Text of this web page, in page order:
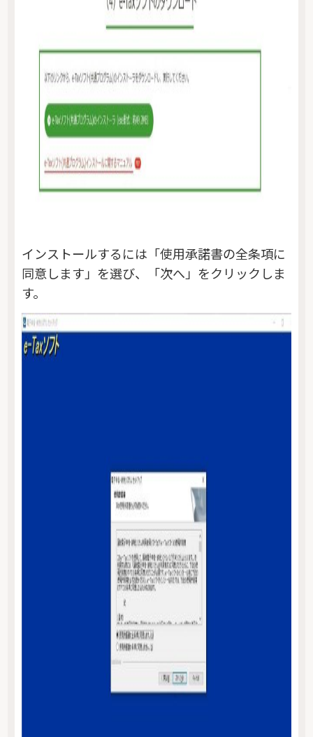
インストールするには「使用承諾書の全条項に
同意します」を選び、「次へ」をクリックしま
す。